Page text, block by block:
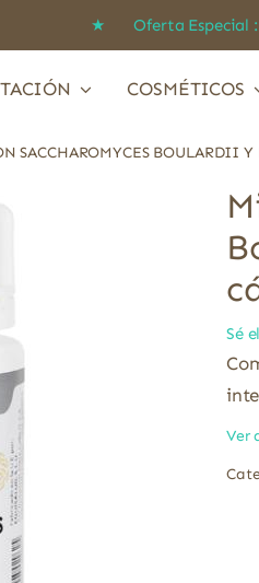
★ Oferta Especial :
COSMÉTICOS
SACCHAROMYCES BOULARDII Y
Sé
Ver